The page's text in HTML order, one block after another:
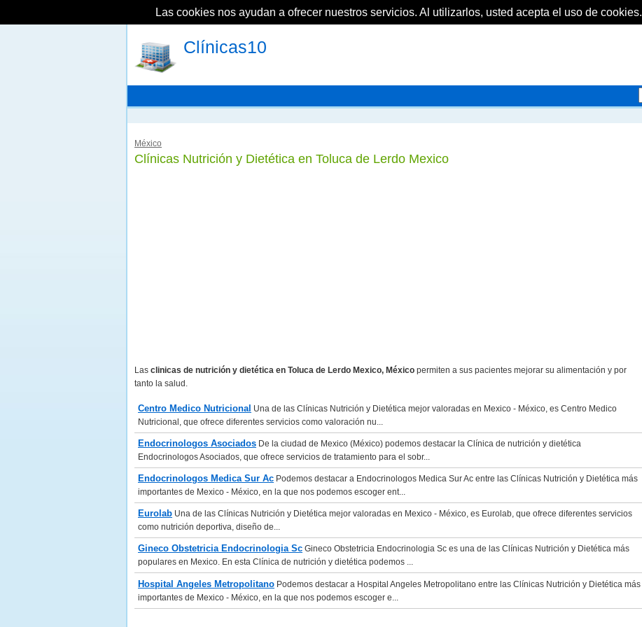
Clínicas10
México
Clínicas Nutrición y Dietética en Toluca de Lerdo Mexico
Las clinicas de nutrición y dietética en Toluca de Lerdo Mexico, México permiten a sus pacientes mejorar su alimentación y por
tanto la salud.
Centro Medico Nutricional Una de las Clínicas Nutrición y Dietética mejor valoradas en Mexico - México, es Centro Medico
Nutricional, que ofrece diferentes servicios como valoración nu...
Endocrinologos Asociados De la ciudad de Mexico (México) podemos destacar la Clínica de nutrición y dietética
Endocrinologos Asociados, que ofrece servicios de tratamiento para el sobr...
Endocrinologos Medica Sur Ac Podemos destacar a Endocrinologos Medica Sur Ac entre las Clínicas Nutrición y Dietética más
importantes de Mexico - México, en la que nos podemos escoger ent...
Eurolab Una de las Clínicas Nutrición y Dietética mejor valoradas en Mexico - México, es Eurolab, que ofrece diferentes servicios
como nutrición deportiva, diseño de...
Gineco Obstetricia Endocrinologia Sc Gineco Obstetricia Endocrinologia Sc es una de las Clínicas Nutrición y Dietética más
populares en Mexico. En esta Clínica de nutrición y dietética podemos ...
Hospital Angeles Metropolitano Podemos destacar a Hospital Angeles Metropolitano entre las Clínicas Nutrición y Dietética más
importantes de Mexico - México, en la que nos podemos escoger e...
Las cookies nos ayudan a ofrecer nuestros servicios. Al utilizarlos, usted acepta el uso de cookies.